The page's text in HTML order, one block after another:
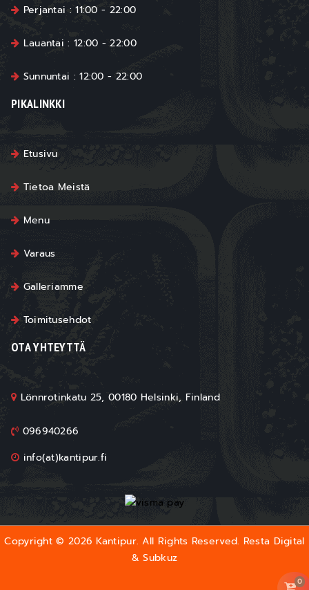
0
Perjantai : 11:00 - 22:00
Lauantai : 12:00 - 22:00
Sunnuntai : 12:00 - 22:00
PIKALINKKI
Etusivu
Tietoa Meistä
Menu
Varaus
Galleriamme
Toimitusehdot
OTA YHTEYTTÄ
Lönnrotinkatu 25, 00180 Helsinki, Finland
096940266
info(at)kantipur.fi
Copyright © 2026 Kantipur. All Rights Reserved. Resta Digital
&Subkuz